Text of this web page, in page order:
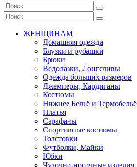
ЖЕНЩИНАМ
Домашняя одежда
Блузки и рубашки
Брюки
Водолазки, Лонгсливы
Одежда больших размеров
Джемперы, Кардиганы
Костюмы
Нижнее Бельё и Термобельё
Платья
Сарафаны
Спортивные костюмы
Толстовки
Футболки, Майки
Юбки
Чулочно-носочные изделия